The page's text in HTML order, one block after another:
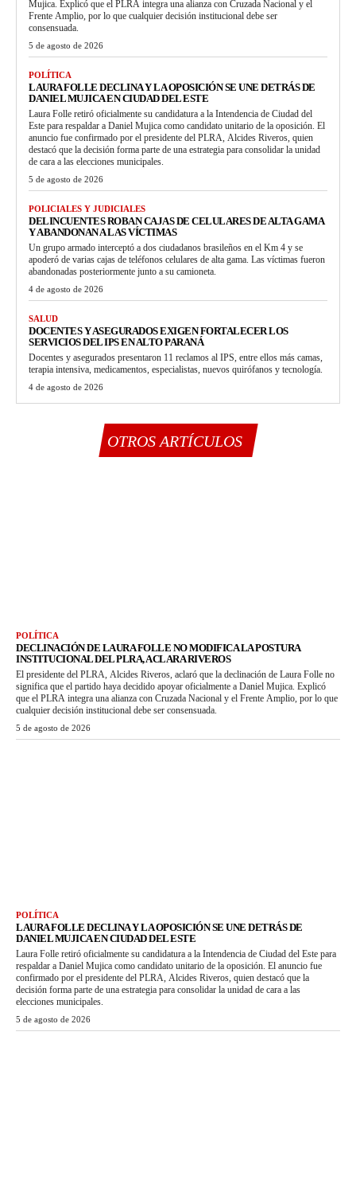
Mujica. Explicó que el PLRA integra una alianza con Cruzada Nacional y el
Frente Amplio, por lo que cualquier decisión institucional debe ser
consensuada.
5 de agosto de 2026
POLÍTICA
LAURA FOLLE DECLINA Y LA OPOSICIÓN SE UNE DETRÁS DE
DANIEL MUJICA EN CIUDAD DEL ESTE
Laura Folle retiró oficialmente su candidatura a la Intendencia de Ciudad del
Este para respaldar a Daniel Mujica como candidato unitario de la oposición. El
anuncio fue confirmado por el presidente del PLRA, Alcides Riveros, quien
destacó que la decisión forma parte de una estrategia para consolidar la unidad
de cara a las elecciones municipales.
5 de agosto de 2026
POLICIALES Y JUDICIALES
DELINCUENTES ROBAN CAJAS DE CELULARES DE ALTA GAMA
Y ABANDONAN A LAS VÍCTIMAS
Un grupo armado interceptó a dos ciudadanos brasileños en el Km 4 y se
apoderó de varias cajas de teléfonos celulares de alta gama. Las víctimas fueron
abandonadas posteriormente junto a su camioneta.
4 de agosto de 2026
SALUD
DOCENTES Y ASEGURADOS EXIGEN FORTALECER LOS
SERVICIOS DEL IPS EN ALTO PARANÁ
Docentes y asegurados presentaron 11 reclamos al IPS, entre ellos más camas,
terapia intensiva, medicamentos, especialistas, nuevos quirófanos y tecnología.
4 de agosto de 2026
OTROS ARTÍCULOS
POLÍTICA
DECLINACIÓN DE LAURA FOLLE NO MODIFICA LA POSTURA
INSTITUCIONAL DEL PLRA, ACLARA RIVEROS
El presidente del PLRA, Alcides Riveros, aclaró que la declinación de Laura Folle no
significa que el partido haya decidido apoyar oficialmente a Daniel Mujica. Explicó
que el PLRA integra una alianza con Cruzada Nacional y el Frente Amplio, por lo que
cualquier decisión institucional debe ser consensuada.
5 de agosto de 2026
POLÍTICA
LAURA FOLLE DECLINA Y LA OPOSICIÓN SE UNE DETRÁS DE
DANIEL MUJICA EN CIUDAD DEL ESTE
Laura Folle retiró oficialmente su candidatura a la Intendencia de Ciudad del Este para
respaldar a Daniel Mujica como candidato unitario de la oposición. El anuncio fue
confirmado por el presidente del PLRA, Alcides Riveros, quien destacó que la
decisión forma parte de una estrategia para consolidar la unidad de cara a las
elecciones municipales.
5 de agosto de 2026